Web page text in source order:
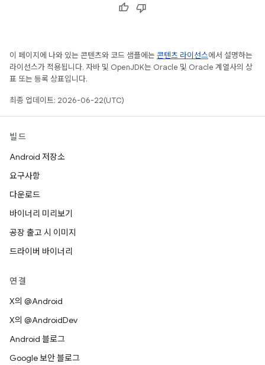
이 페이지에 나와 있는 콘텐츠와 코드 샘플에는 콘텐츠 라이선스에서 설명하는
라이선스가 적용됩니다. 자바 및 OpenJDK는 Oracle 및 Oracle 계열사의 상
표 또는 등록 상표입니다.
최종 업데이트: 2026-06-22(UTC)
빌드
Android 저장소
요구사항
다운로드
바이너리 미리보기
공장 출고 시 이미지
드라이버 바이너리
연결
X의 @Android
X의 @AndroidDev
Android 블로그
Google 보안 블로그